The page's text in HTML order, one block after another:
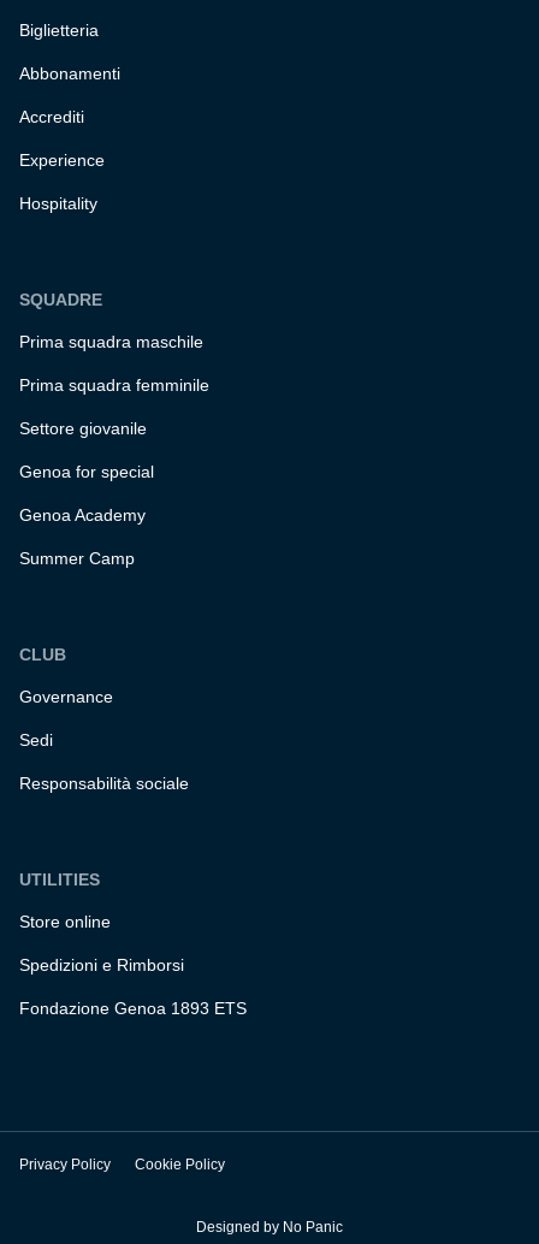
Biglietteria
Abbonamenti
Accrediti
Experience
Hospitality
SQUADRE
Prima squadra maschile
Prima squadra femminile
Settore giovanile
Genoa for special
Genoa Academy
Summer Camp
CLUB
Governance
Sedi
Responsabilità sociale
UTILITIES
Store online
Spedizioni e Rimborsi
Fondazione Genoa 1893 ETS
Privacy Policy Cookie Policy
Designed by No Panic